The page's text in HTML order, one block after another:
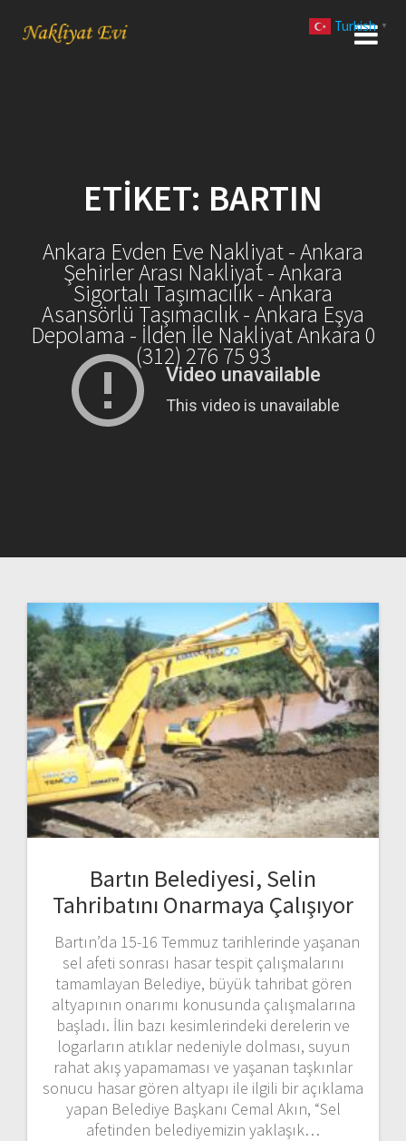
ETIKET: BARTIN
Ankara Evden Eve Nakliyat - Ankara
Şehirler Arası Nakliyat - Ankara
Sigortalı Taşımacılık - Ankara
Asansörlü Taşımacılık - Ankara Eşya
Depolama - İlden İle Nakliyat Ankara 0
(312) 276 75 93
Bartın Belediyesi, Selin
Tahribatını Onarmaya Çalışıyor
Bartın’da 15-16 Temmuz tarihlerinde yaşanan
sel afeti sonrası hasar tespit çalışmalarını
tamamlayan Belediye, büyük tahribat gören
altyapının onarımı konusunda çalışmalarına
başladı. İlin bazı kesimlerindeki derelerin ve
logarların atıklar nedeniyle dolması, suyun
rahat akış yapamaması ve yaşanan taşkınlar
sonucu hasar gören altyapı ile ilgili bir açıklama
yapan Belediye Başkanı Cemal Akın, “Sel
afetinden belediyemizin yaklaşık…
Turkish ▼